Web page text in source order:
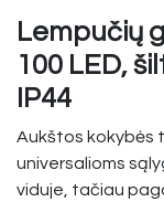
Lempučių
100 LED,
IP44
Aukštos kokybės
universalioms
viduje, tačiau